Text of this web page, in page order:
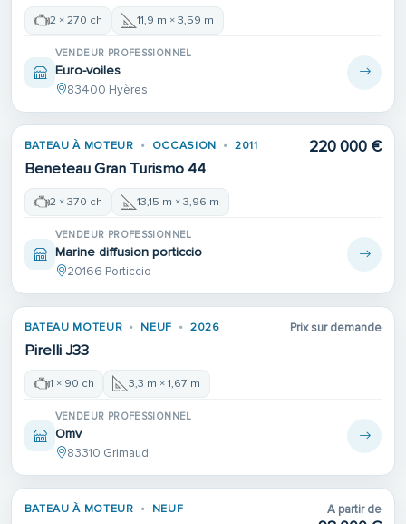
2 × 270 ch 11,9 m × 3,59 m
VENDEUR PROFESSIONNEL
Euro-voiles
83400 Hyères
BATEAU À MOTEUR OCCASION 2011
Beneteau Gran Turismo 44
220 000 €
2 × 370 ch 13,15 m × 3,96 m
VENDEUR PROFESSIONNEL
Marine diffusion porticcio
20166 Porticcio
BATEAU MOTEUR NEUF 2026
Pirelli J33
Prix sur demande
1 × 90 ch 3,3 m × 1,67 m
VENDEUR PROFESSIONNEL
Omv
83310 Grimaud
BATEAU À MOTEUR NEUF A partir de